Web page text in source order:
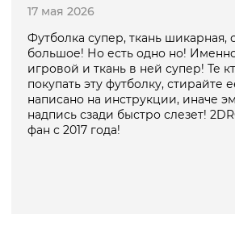
17 мая 2026
Футболка супер, ткань шикарная,
большое! Но есть одно но!
игровой и ткань в ней супер! Те
покупать эту футболку, стирайте
написано на инструкции, иначе
надпись сзади быстро слезет!
фан с 2017 года!